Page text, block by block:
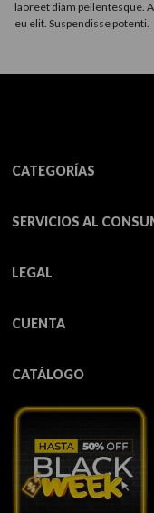
laoreet diam pellentesque.
eu elit. Suspendisse potenti.
CATEGORÍAS
SERVICIOS AL
LEGAL
CUENTA
CATÁLOGO